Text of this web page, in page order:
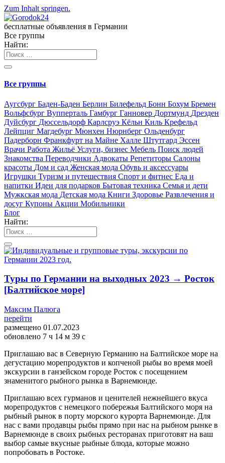
Zum Inhalt springen.
бесплатные объявления в Германии
Все группы
Найти:
Все группы
Аугсбург Баден-Баден Берлин Билефельд Бонн Бохум Бремен
Вольфсбург Вупперталь Гамбург Ганновер Дортмунд Дрезден
Дуйсбург Дюссельдорф Карлсруэ Кёльн Киль Крефельд
Лейпциг Магдебург Мюнхен Нюрнберг Ольденбург
Падерборн Франкфурт на Майне Халле Штутгард Эссен
Врачи Работа Жильё Услуги, бизнес Мебель Поиск людей
Знакомства Переводчики Адвокаты Репетиторы Салоны
красоты Дом и сад Женская мода Обувь и аксессуары
Игрушки Туризм и путешествия Спорт и фитнес Еда и
напитки Идеи для подарков Бытовая техника Семья и дети
Мужкская мода Детская мода Книги Здоровье Развлечения и
досуг Купоны Акции Мобильники
Блог
Найти:
Туры по Германии на выходных 2023 → Росток
[Балтийское море]
Максим Палюга
перейти
размещено 01.07.2023
обновлено 7 ч 14 м 39 с
Приглашаю вас в Северную Германию на Балтийское море на
дегустацию морепродуктов и копченой рыбы во время моей
экскурсии в ганзейском городе Росток с посещением
знаменитого рыбного рынка в Варнемюнде.
Приглашаю всех гурманов и ценителей нежнейшего вкуса
морепродуктов с немецкого побережья Балтийского моря на
рыбный рынок в порту морского курорта Варнемюнде. Для
нас с вами продавцы рыбы прямо при нас на рыбном рынке в
Варнемюнде в своих рыбных ресторанах приготовят на ваш
выбор самые вкусные рыбные блюда, которые можно
попробовать в Ростоке.